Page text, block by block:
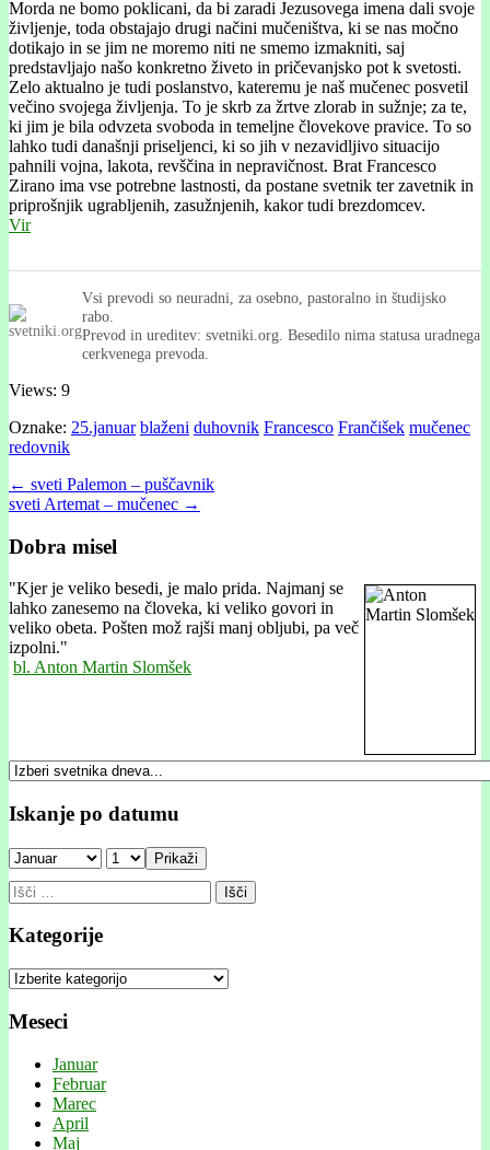
Morda ne bomo poklicani, da bi zaradi Jezusovega imena dali svoje
življenje, toda obstajajo drugi načini mučeništva, ki se nas močno
dotikajo in se jim ne moremo niti ne smemo izmakniti, saj
predstavljajo našo konkretno živeto in pričevanjsko pot k svetosti.
Zelo aktualno je tudi poslanstvo, kateremu je naš mučenec posvetil
večino svojega življenja. To je skrb za žrtve zlorab in sužnje; za te,
ki jim je bila odvzeta svoboda in temeljne človekove pravice. To so
lahko tudi današnji priseljenci, ki so jih v nezavidljivo situacijo
pahnili vojna, lakota, revščina in nepravičnost. Brat Francesco
Zirano ima vse potrebne lastnosti, da postane svetnik ter zavetnik in
priprošnjik ugrabljenih, zasužnjenih, kakor tudi brezdomcev.
Vir
Vsi prevodi so neuradni, za osebno, pastoralno in študijsko
rabo.
Prevod in ureditev: svetniki.org. Besedilo nima statusa uradnega
cerkvenega prevoda.
Views: 9
Oznake: 25.januar blaženi duhovnik Francesco Frančišek mučenec
redovnik
Post
navigation
← sveti Palemon – puščavnik
sveti Artemat – mučenec →
Dobra misel
"Kjer je veliko besedi, je malo prida. Najmanj se
lahko zanesemo na človeka, ki veliko govori in
veliko obeta. Pošten mož rajši manj obljubi, pa več
izpolni."
bl. Anton Martin Slomšek
Iskanje po datumu
Prikaži
Išči:
Kategorije
Kategorije
Meseci
Januar
Februar
Marec
April
Maj